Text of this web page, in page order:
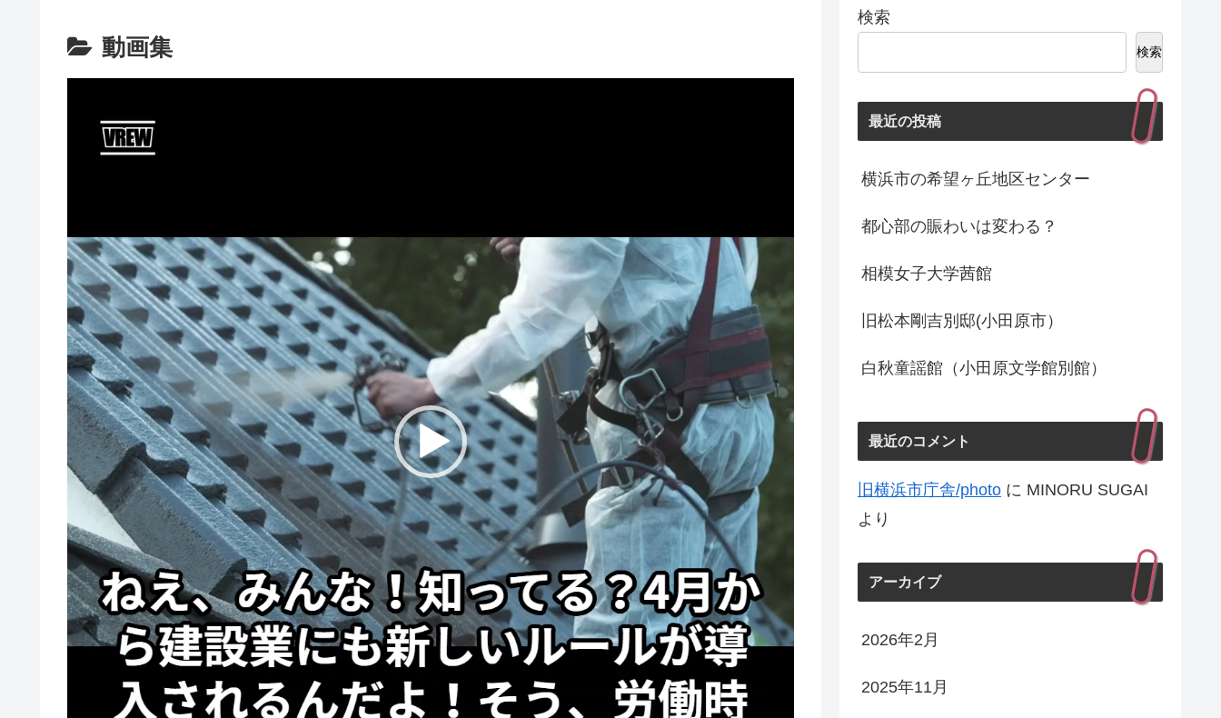
動画集
ヤ
ー
検索
検索
最近の投稿
横浜市の希望ヶ丘地区センター
都心部の賑わいは変わる？
相模女子大学茜館
旧松本剛吉別邸(小田原市）
白秋童謡館（小田原文学館別館）
最近のコメント
旧横浜市庁舎/photo に MINORU SUGAI
より
アーカイブ
2026年2月
2025年11月